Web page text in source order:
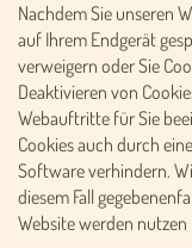
Nachdem Sie unseren
auf Ihrem Endgerät
verweigern oder Sie
Deaktivieren von
Webauftritte für Sie
Cookies auch durch
Software verhindern.
diesem Fall
Website werden nutzen